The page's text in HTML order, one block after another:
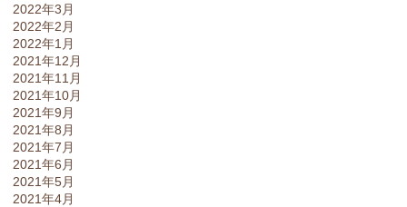
2022年3月
2022年2月
2022年1月
2021年12月
2021年11月
2021年10月
2021年9月
2021年8月
2021年7月
2021年6月
2021年5月
2021年4月